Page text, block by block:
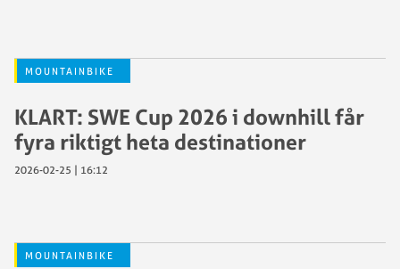
MOUNTAINBIKE
KLART: SWE Cup 2026 i downhill får
fyra riktigt heta destinationer
2026-02-25 | 16:12
MOUNTAINBIKE